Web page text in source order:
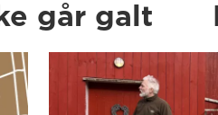
går galt